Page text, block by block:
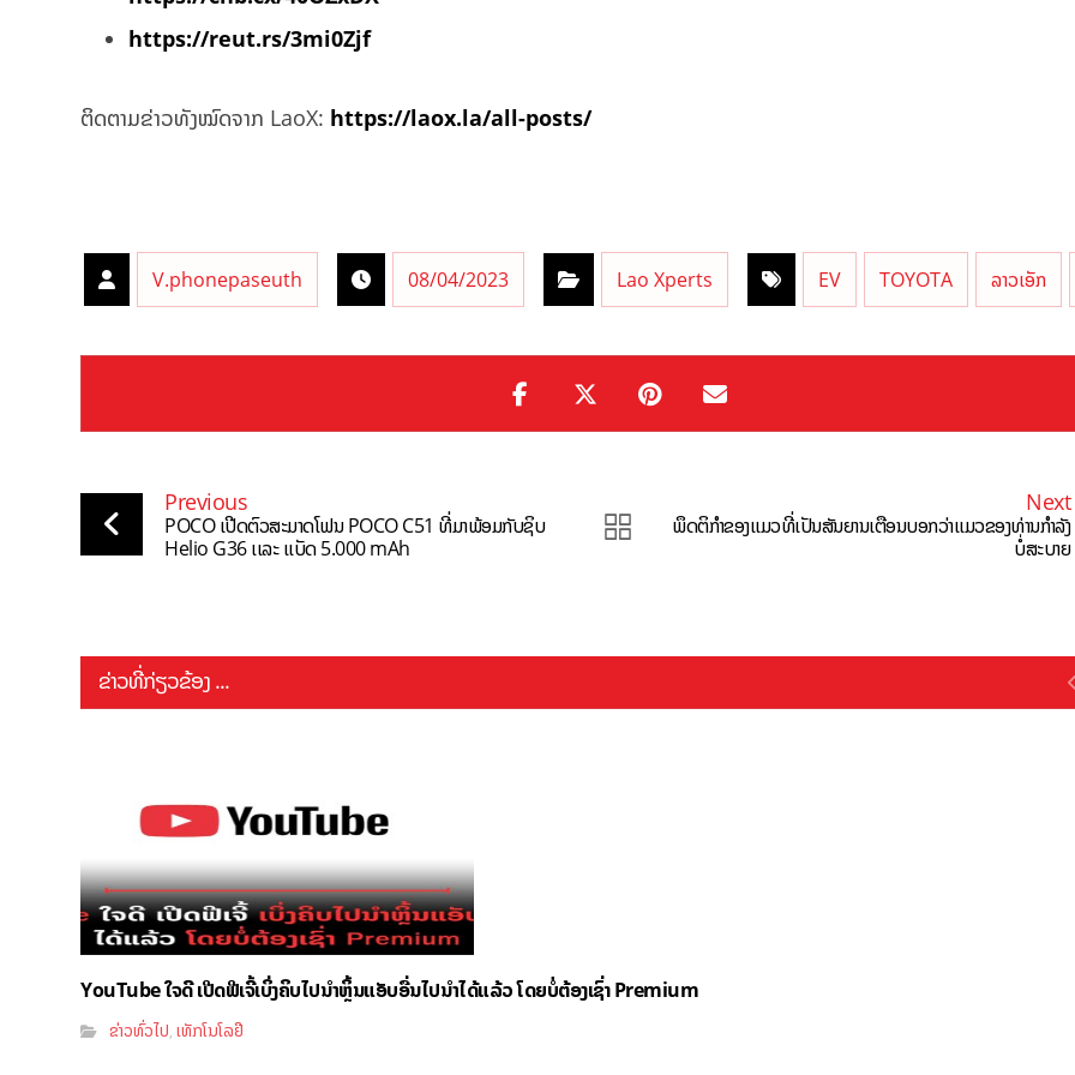
https://reut.rs/3mi0Zjf
ຕິດຕາມຂ່າວທັງໝົດຈາກ LaoX: https://laox.la/all-posts/
V.phonepaseuth 08/04/2023 Lao Xperts EV TOYOTA ລາວເອັກ
Previous
POCO ເປີດຕົວສະມາດໂຟນ POCO C51 ທີ່ມາພ້ອມກັບຊິບ
Helio G36 ເເລະ ເເບັດ 5.000 mAh
Next
ພຶດຕິກຳຂອງເເມວທີ່ເປັນສັນຍານເຕືອນບອກວ່າເເມວຂອງທ່ານກຳລັງ
ບໍ່ສະບາຍ
ຂ່າວທີ່ກ່ຽວຂ້ອງ ...
YouTube ໃຈດີ ເປີດຟີເຈີ້ເບິ່ງຄິບໄປນຳຫຼິ້ນແອັບອື່ນໄປນຳໄດ້ແລ້ວ ໂດຍບໍ່ຕ້ອງເຊົ່າ Premium
ຂ່າວທົ່ວໄປ,ເທັກໂນໂລຢີ